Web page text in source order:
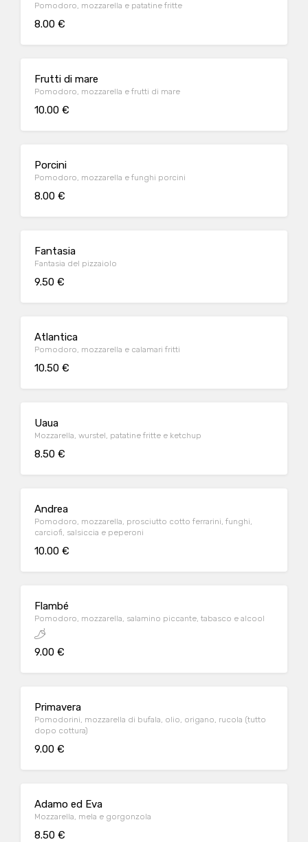
Pomodoro, mozzarella e patatine fritte
8.00 €
Frutti di mare
Pomodoro, mozzarella e frutti di mare
10.00 €
Porcini
Pomodoro, mozzarella e funghi porcini
8.00 €
Fantasia
Fantasia del pizzaiolo
9.50 €
Atlantica
Pomodoro, mozzarella e calamari fritti
10.50 €
Uaua
Mozzarella, wurstel, patatine fritte e ketchup
8.50 €
Andrea
Pomodoro, mozzarella, prosciutto cotto ferrarini, funghi,
carciofi, salsiccia e peperoni
10.00 €
Flambé
Pomodoro, mozzarella, salamino piccante, tabasco e alcool
9.00 €
Primavera
Pomodorini, mozzarella di bufala, olio, origano, rucola (tutto
dopo cottura)
9.00 €
Adamo ed Eva
Mozzarella, mela e gorgonzola
8.50 €